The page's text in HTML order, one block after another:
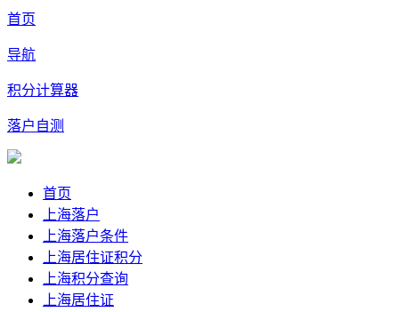
首页
导航
积分计算器
落户自测
首页
上海落户
上海落户条件
上海居住证积分
上海积分查询
上海居住证